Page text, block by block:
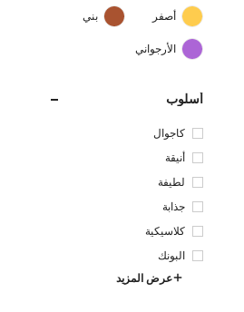
أصفر بني
الأرجواني
أسلوب
كاجوال
أنيقة
لطيفة
جذابة
كلاسيكية
البونك
عرض المزيد